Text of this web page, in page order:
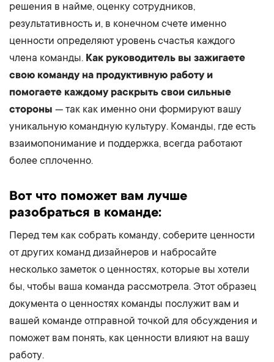
решения в найме, оценку сотрудников,
результативность и, в конечном счете именно
ценности определяют уровень счастья каждого
члена команды. Как руководитель вы зажигаете
свою команду на продуктивную работу и
помогаете каждому раскрыть свои сильные
стороны — так как именно они формируют вашу
уникальную командную культуру. Команды, где есть
взаимопонимание и поддержка, всегда работают
более сплоченно.
Вот что поможет вам лучше
разобраться в команде:
Перед тем как собрать команду, соберите ценности
от других команд дизайнеров и набросайте
несколько заметок о ценностях, которые вы хотели
бы, чтобы ваша команда рассмотрела. Этот образец
документа о ценностях команды послужит вам и
вашей команде отправной точкой для обсуждения и
поможет вам понять, как ценности влияют на вашу
работу.